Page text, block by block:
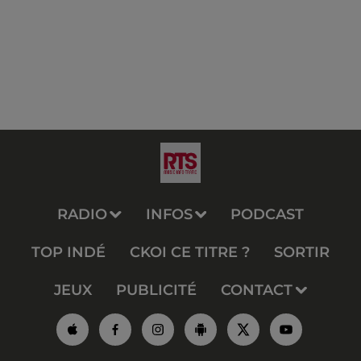
RADIO INFOS PODCAST
TOP INDÉ CKOI CE TITRE ? SORTIR
JEUX PUBLICITÉ CONTACT